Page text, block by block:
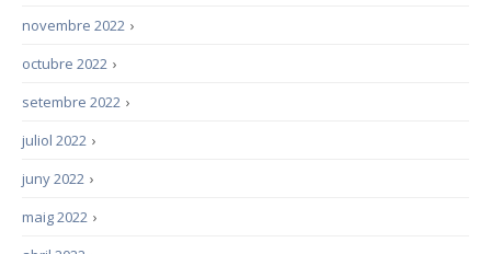
›
novembre 2022
›
octubre 2022
›
setembre 2022
›
juliol 2022
›
juny 2022
›
maig 2022